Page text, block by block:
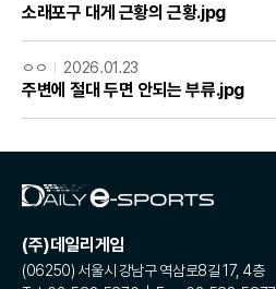
소래포구 대게 근황의 근황.jpg
ㅇㅇ 2026.01.23
주변에 절대 두면 안되는 부류.jpg
(주)데일리게임
(06250) 서울시 강남구 역삼로8길 17, 4층